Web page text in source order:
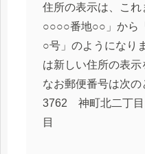
住所の表示は、こ
○○○○番地○○」から
○号」のようになり
は新しい住所の表示
なお郵便番号は次の
3762 神町北二丁
目